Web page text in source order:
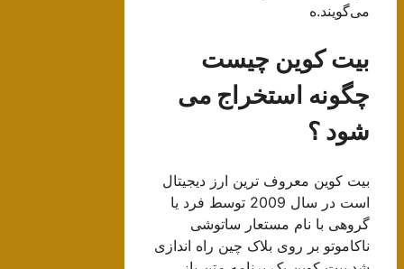
می‌گویند.ه
بیت کوین چیست
چگونه استخراج می
شود ؟
بیت کوین معروف ترین ارز دیجیتال
است در سال 2009 توسط فرد یا
گروهی با نام مستعار ساتوشی
ناکاموتو بر روی بلاک چین راه اندازی